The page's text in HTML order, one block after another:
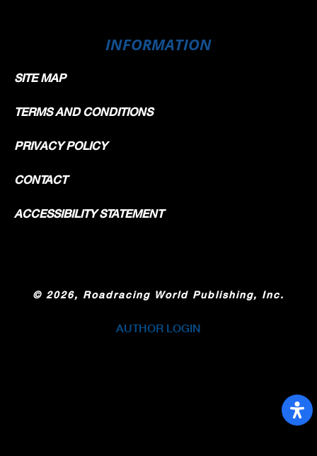
INFORMATION
SITE MAP
TERMS AND CONDITIONS
PRIVACY POLICY
CONTACT
ACCESSIBILITY STATEMENT
© 2026, Roadracing World Publishing, Inc.
AUTHOR LOGIN